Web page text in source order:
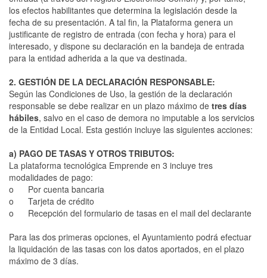
los efectos habilitantes que determina la legislación desde la
fecha de su presentación. A tal fin, la Plataforma genera un
justificante de registro de entrada (con fecha y hora) para el
interesado, y dispone su declaración en la bandeja de entrada
para la entidad adherida a la que va destinada.
2. GESTIÓN DE LA DECLARACIÓN RESPONSABLE:
Según las Condiciones de Uso, la gestión de la declaración
responsable se debe realizar en un plazo máximo de tres días
hábiles, salvo en el caso de demora no imputable a los servicios
de la Entidad Local. Esta gestión incluye las siguientes acciones:
a) PAGO DE TASAS Y OTROS TRIBUTOS:
La plataforma tecnológica Emprende en 3 incluye tres
modalidades de pago:
o Por cuenta bancaria
o Tarjeta de crédito
o Recepción del formulario de tasas en el mail del declarante
Para las dos primeras opciones, el Ayuntamiento podrá efectuar
la liquidación de las tasas con los datos aportados, en el plazo
máximo de 3 días.